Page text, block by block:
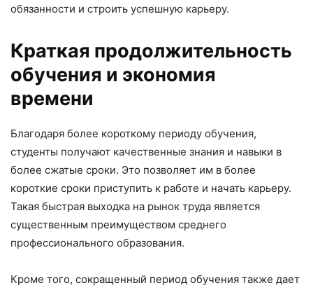
обязанности и строить успешную карьеру.
Краткая продолжительность
обучения и экономия
времени
Благодаря более короткому периоду обучения,
студенты получают качественные знания и навыки в
более сжатые сроки. Это позволяет им в более
короткие сроки приступить к работе и начать карьеру.
Такая быстрая выходка на рынок труда является
существенным преимуществом среднего
профессионального образования.
Кроме того, сокращенный период обучения также дает